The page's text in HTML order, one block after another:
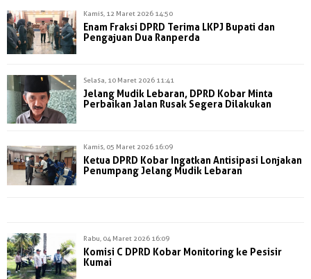
Kamis, 12 Maret 2026 14:50
Enam Fraksi DPRD Terima LKPJ Bupati dan
Pengajuan Dua Ranperda
Selasa, 10 Maret 2026 11:41
Jelang Mudik Lebaran, DPRD Kobar Minta
Perbaikan Jalan Rusak Segera Dilakukan
Kamis, 05 Maret 2026 16:09
Ketua DPRD Kobar Ingatkan Antisipasi Lonjakan
Penumpang Jelang Mudik Lebaran
Rabu, 04 Maret 2026 16:09
Komisi C DPRD Kobar Monitoring ke Pesisir
Kumai